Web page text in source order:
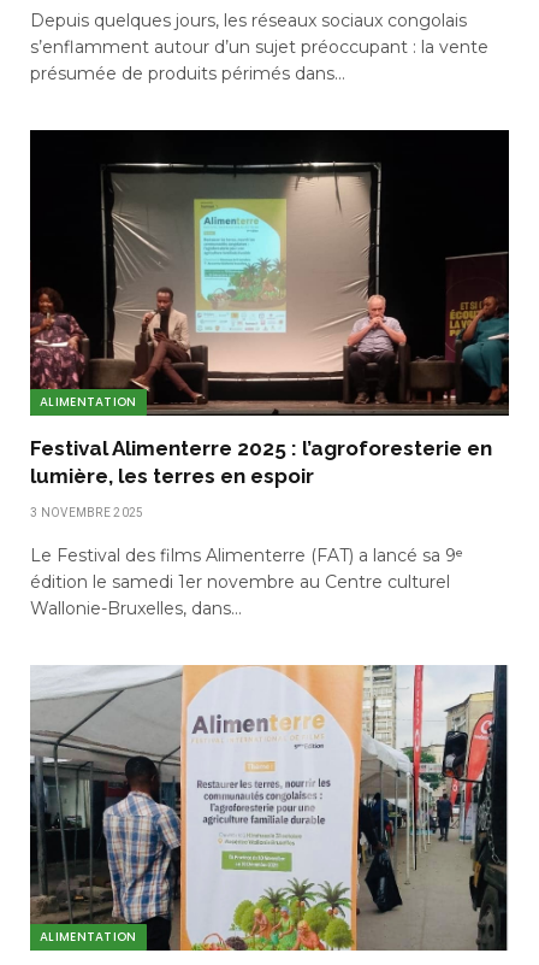
Depuis quelques jours, les réseaux sociaux congolais
s’enflamment autour d’un sujet préoccupant : la vente
présumée de produits périmés dans…
ALIMENTATION
Festival Alimenterre 2025 : l’agroforesterie en
lumière, les terres en espoir
3 NOVEMBRE 2025
Le Festival des films Alimenterre (FAT) a lancé sa 9ᵉ
édition le samedi 1er novembre au Centre culturel
Wallonie-Bruxelles, dans…
ALIMENTATION